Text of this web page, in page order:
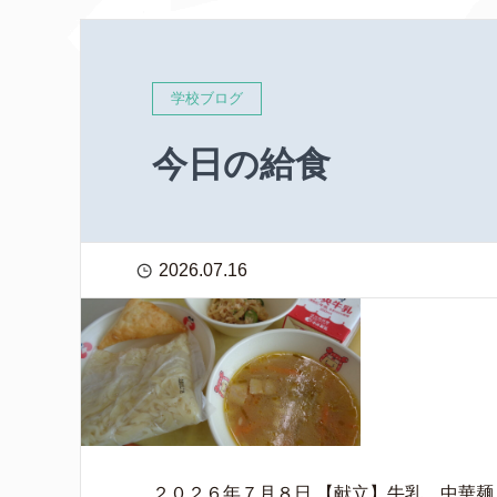
学校ブログ
今日の給食
2026.07.16
２０２６年７月８日 【献立】牛乳 中華